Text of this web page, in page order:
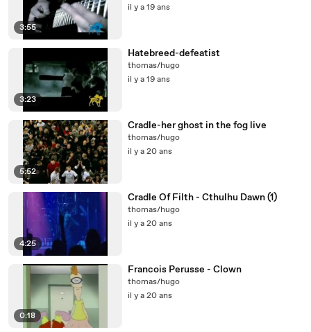
3:55
il y a 19 ans
3:23
Hatebreed-defeatist
thomas/hugo
il y a 19 ans
5:52
Cradle-her ghost in the fog live
thomas/hugo
il y a 20 ans
4:25
Cradle Of Filth - Cthulhu Dawn (1)
thomas/hugo
il y a 20 ans
0:18
Francois Perusse - Clown
thomas/hugo
il y a 20 ans